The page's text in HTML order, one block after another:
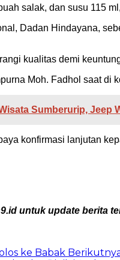
salak, dan susu 115
Dadan Hindayana,
kualitas demi
Moh. Fadhol saat di
Sumberurip, Jeep
konfirmasi lanjutan
untuk update berita
ke Babak